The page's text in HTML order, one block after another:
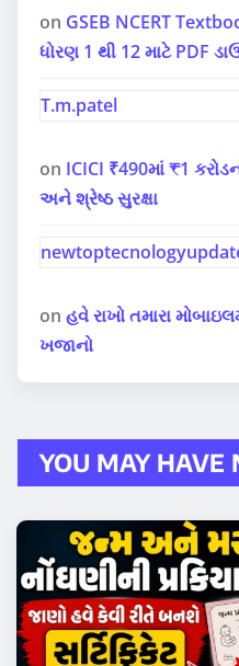
on GSEB NCERT
ધોરણ 1 થી 12 માટે PDF
T.m.patel
on ICICI ₹490માં ₹1
અને શ્રેષ્ઠ સુરક્ષા
on હવે રાખો તમારા
ખજાનો
YOU MAY HAVE